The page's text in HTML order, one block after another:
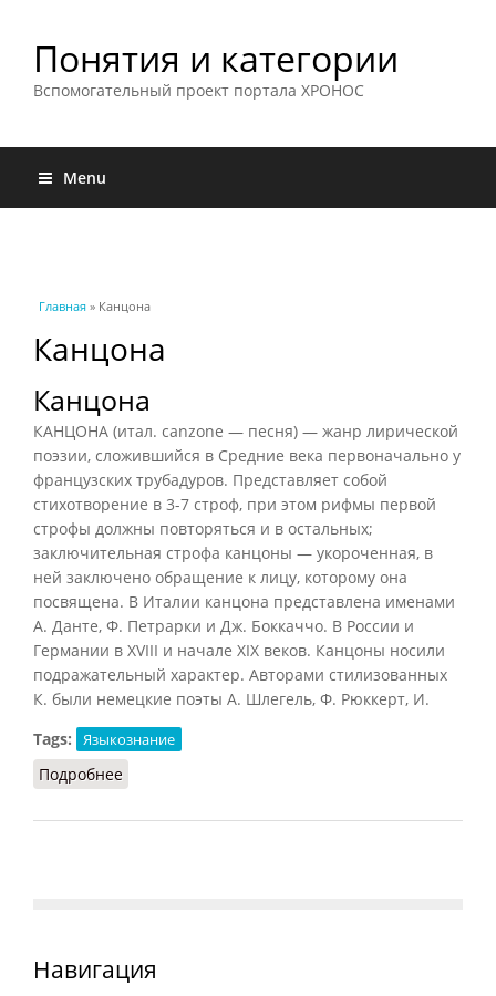
Понятия и категории
Вспомогательный проект портала ХРОНОС
Menu
Вы здесь
Главная » Канцона
Канцона
Канцона
КАНЦОНА (итал. canzone — песня) — жанр лирической
поэзии, сложившийся в Средние века первоначально у
французских трубадуров. Представляет собой
стихотворение в 3-7 строф, при этом рифмы первой
строфы должны повторяться и в остальных;
заключительная строфа канцоны — укороченная, в
ней заключено обращение к лицу, которому она
посвящена. В Италии канцона представлена именами
А. Данте, Ф. Петрарки и Дж. Боккаччо. В России и
Германии в XVIII и начале XIX веков. Канцоны носили
подражательный характер. Авторами стилизованных
К. были немецкие поэты A. Шлегель, Ф. Рюккерт, И.
Tags:
Языкознание
Подробнее
Навигация